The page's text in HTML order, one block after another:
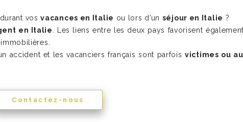
durant vosvacances en Italie ou lors d’un séjour en Italie ?
en Italie
. Les liens entre les deux pays favorisent
accident et les vacanciers français sont parfois victimes ou
Contactez-nous